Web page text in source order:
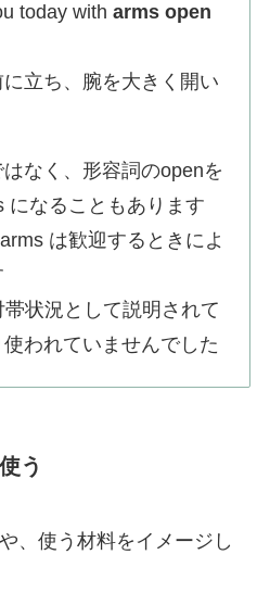
today witharms open
立ち、腕を大きく開い
なく、形容詞のopenを
になることもあります
は歓迎するときによ
状況として説明されて
われていませんでした
う
、使う材料をイメージし